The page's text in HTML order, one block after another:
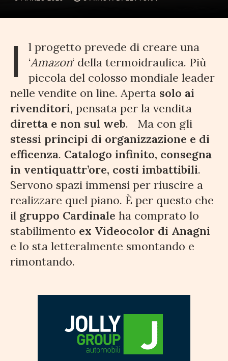
I
l progetto prevede di creare una
‘Amazon‘ della termoidraulica. Più
piccola del colosso mondiale leader
nelle vendite on line. Aperta solo ai
rivenditori, pensata per la vendita
diretta e non sul web. Ma con gli
stessi principi di organizzazione e di
efficenza. Catalogo infinito, consegna
in ventiquattr’ore, costi imbattibili.
Servono spazi immensi per riuscire a
realizzare quel piano. È per questo che
il gruppo Cardinale ha comprato lo
stabilimento ex Videocolor di Anagni
e lo sta letteralmente smontando e
rimontando.